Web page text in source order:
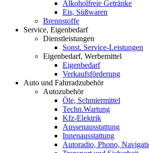
Alkoholfreie Getränke
Eis, Süßwaren
Brennstoffe
Service, Eigenbedarf
Dienstleistungen
Sonst. Service-Leistungen
Eigenbedarf, Werbemittel
Eigenbedarf
Verkaufsförderung
Auto und Fahrradzubehör
Autozubehör
Öle, Schmiermittel
Techn.Wartung
Kfz-Elektrik
Aussenausstattung
Innenausstattung
Autoradio, Phono,